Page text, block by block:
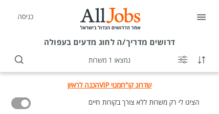
כניסה
דרושים מדריך/ה לחוג מדעים בעפולה
נמצאו 1 משרות
שדרוג קו"חמנוי VIP
הכנה לראיון
הציגו לי רק משרות ללא צורך בקורות חיים